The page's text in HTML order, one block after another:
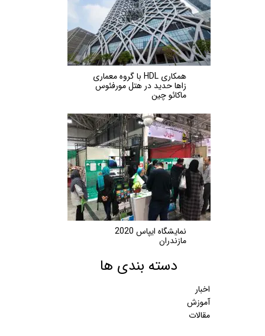
همکاری HDL با گروه معماری
زاها حدید در هتل مورفئوس
ماکائو چین
نمایشگاه ایپاس 2020
مازندران
دسته بندی ها
اخبار
آموزش
مقالات